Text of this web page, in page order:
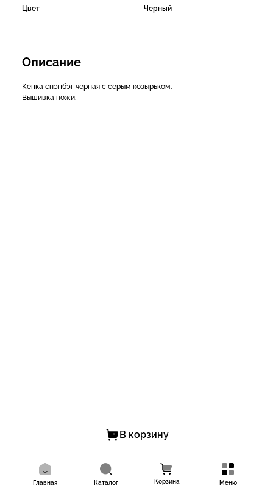
Цвет Черный
Описание
Кепка снэпбэг черная с серым козырьком.
Вышивка ножи.
В корзину
Главная Каталог Корзина Меню